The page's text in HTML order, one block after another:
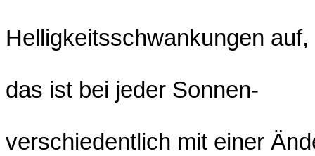
Helligkeitsschwankungen auf,
das ist bei jeder Sonnen-
verschiedentlich mit einer